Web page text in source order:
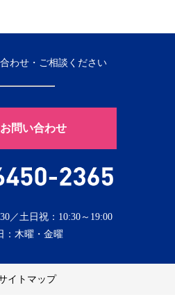
わせ・ご相談ください
お問い合わせ
／土日祝：10:30～19:00
：木曜・金曜
イトマップ